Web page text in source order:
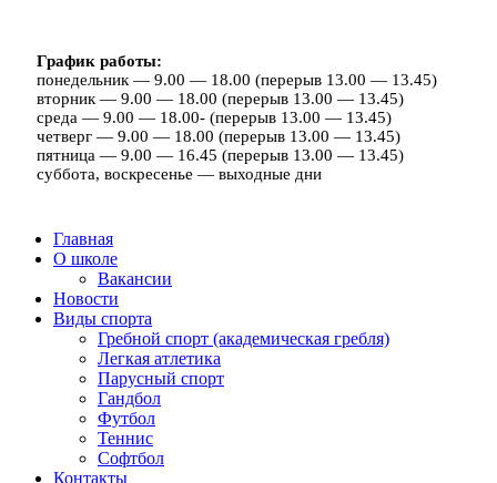
График работы:
понедельник — 9.00 — 18.00 (перерыв 13.00 — 13.45)
вторник — 9.00 — 18.00 (перерыв 13.00 — 13.45)
среда — 9.00 — 18.00- (перерыв 13.00 — 13.45)
четверг — 9.00 — 18.00 (перерыв 13.00 — 13.45)
пятница — 9.00 — 16.45 (перерыв 13.00 — 13.45)
суббота, воскресенье — выходные дни
Главная
О школе
Вакансии
Новости
Виды спорта
Гребной спорт (академическая гребля)
Легкая атлетика
Парусный спорт
Гандбол
Футбол
Теннис
Софтбол
Контакты